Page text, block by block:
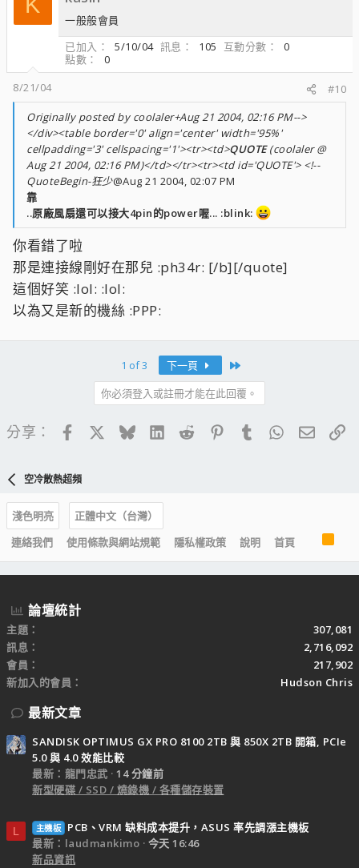
一般般會員
已加入
5/10/04 訊息 105 互動分數
0
點數
0
8/21/04
#10
Originally posted by coolaler+Aug 21 2004, 02:16 PM-->
</div><table border='0' align='center' width='95%'
cellpadding='3' cellspacing='1'><tr><td>QUOTE(coolaler @
Aug 21 2004, 02:16 PM)</td></tr><tr><td id='QUOTE'> <!--
QuoteBegin-狂少@Aug 21 2004, 02:07 PM
靠
..原廠風扇還可以接大4pin的power喔... :blink:
你看錯了啦
那是連接線剛好在那兒 :ph34r: [/b][/quote]
這個好笑 :lol: :lol:
以為又是新的機絲 :PPP:
1 of 3 下一頁
你必須登入或註冊才能在此回覆。
分享： FacebookBlueskyLinkedIn
Reddit PinterestTumblrWhatsApp
電子
空冷散熱超頻
淺色明亮
正體中文（台灣）
連絡我們
使用條款與網站規範 隱私權政策 說明 首頁
S
論壇統計
主題
307,081
訊息
2,716,092
會員
217,902
新加入的會員
Hudson Chris
最新文章
SANDISK OPTIMUS GX PRO 8100 2TB 與 850X 2TB 開箱, PCIe
5.0 與 4.0 效能比較
最新：龍門忠武
14 分鐘前
新型硬碟 / SSD / 燒錄機 / 各種儲存裝置
L 主機板
PCB、VRM 缺料成本提升，ASUS 率先調漲主機板
最新：laudmankimo
今天 16:46
新品資訊